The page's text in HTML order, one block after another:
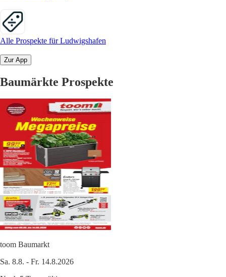
Alle Prospekte für Ludwigshafen
Zur App
Baumärkte Prospekte
toom Baumarkt
Sa. 8.8. - Fr. 14.8.2026